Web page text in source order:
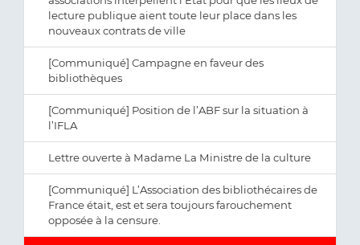
lecture publique aient toute leur place dans les
nouveaux contrats de ville
[Communiqué] Campagne en faveur des
bibliothèques
[Communiqué] Position de l’ABF sur la situation à
l’IFLA
Lettre ouverte à Madame La Ministre de la culture
[Communiqué] L’Association des bibliothécaires de
France était, est et sera toujours farouchement
opposée à la censure.